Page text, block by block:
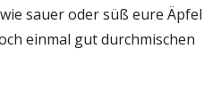
sauer oder süß eure Äpfel
einmal gut durchmischen